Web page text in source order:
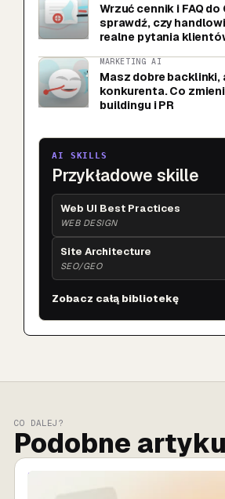
Wrzuć cennik i FAQ
sprawdź, czy
realne pytania
MARKETING AI
Masz dobre backlinki,
konkurenta. Co
buildingu i PR
AI SKILLS
Przykładowe skille
Web UI Best Practices
WEB DESIGN
Site Architecture
SEO/GEO
Zobacz całą bibliotekę
CO DALEJ?
Podobne
SPRZEDAŻ AI